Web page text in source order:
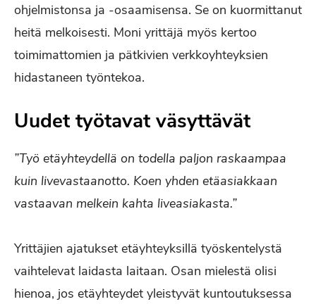
ohjelmistonsa ja -osaamisensa. Se on kuormittanut
heitä melkoisesti. Moni yrittäjä myös kertoo
toimimattomien ja pätkivien verkkoyhteyksien
hidastaneen työntekoa.
Uudet työtavat väsyttävät
”Työ etäyhteydellä on todella paljon raskaampaa
kuin livevastaanotto. Koen yhden etäasiakkaan
vastaavan melkein kahta liveasiakasta.”
Yrittäjien ajatukset etäyhteyksillä työskentelystä
vaihtelevat laidasta laitaan. Osan mielestä olisi
hienoa, jos etäyhteydet yleistyvät kuntoutuksessa